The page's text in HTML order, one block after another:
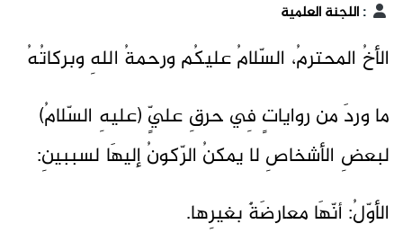
:اللجنة العلمية
الأخُ المحترمُ، السّلامُ عليكُم ورحمةُ اللهِ وبركاتُهُ
ما وردَ من رواياتٍ فِي حرقِ عليٍّ (عليهِ السّلامُ)
لبعضِ الأشخاصِ لا يمكنُ الرّكونُ إليهَا لسببينِ:
الأوّلُ: أنّهَا معارضَةٌ بغيرِها.